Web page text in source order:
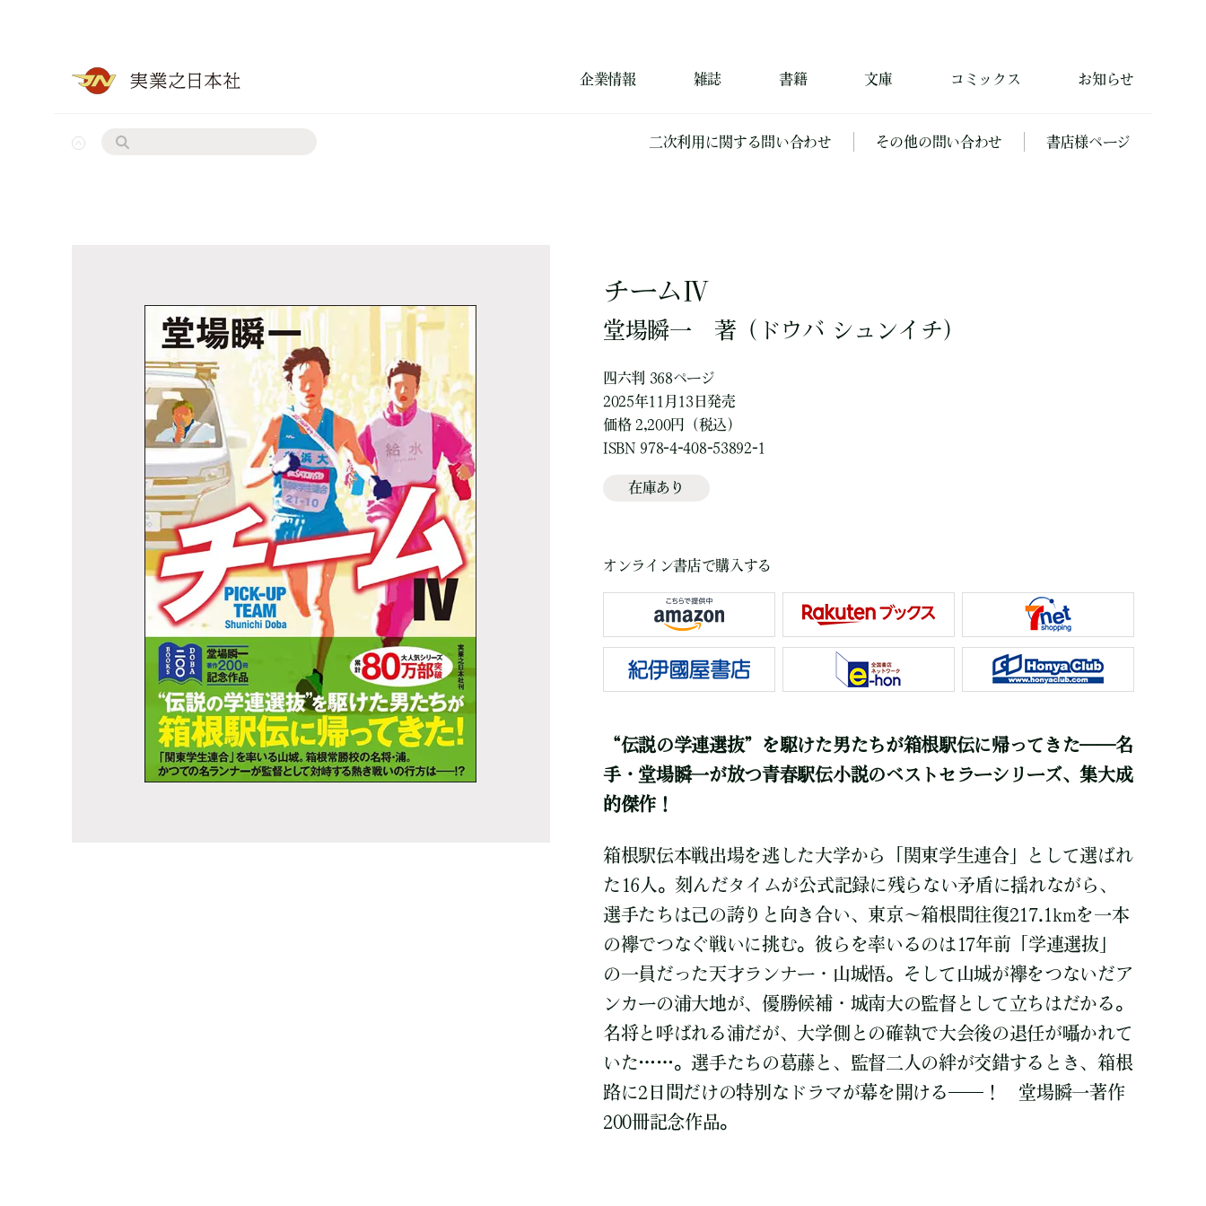
企業情報 雑誌 書籍 文庫 コミックス お知らせ
二次利用に関する問い合わせ その他の問い合わせ 書店様ページ
チームⅣ
堂場瞬一 著 （ドウバ シュンイチ）
四六判 368ページ
2025年11月13日発売
価格 2,200円（税込）
ISBN 978-4-408-53892-1
在庫あり
オンライン書店で購入する
“伝説の学連選抜”を駆けた男たちが箱根駅伝に帰ってきた――名
手・堂場瞬一が放つ青春駅伝小説のベストセラーシリーズ、集大成
的傑作！
箱根駅伝本戦出場を逃した大学から「関東学生連合」として選ばれ
た16人。刻んだタイムが公式記録に残らない矛盾に揺れながら、
選手たちは己の誇りと向き合い、東京～箱根間往復217.1kmを一本
の襷でつなぐ戦いに挑む。彼らを率いるのは17年前「学連選抜」
の一員だった天才ランナー・山城悟。そして山城が襷をつないだア
ンカーの浦大地が、優勝候補・城南大の監督として立ちはだかる。
名将と呼ばれる浦だが、大学側との確執で大会後の退任が囁かれて
いた……。選手たちの葛藤と、監督二人の絆が交錯するとき、箱根
路に2日間だけの特別なドラマが幕を開ける――！ 堂場瞬一著作
200冊記念作品。